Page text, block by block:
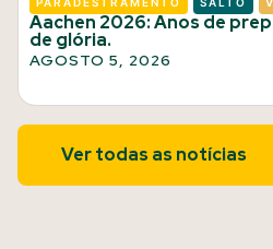
Aachen 2026: Anos de
de glória.
AGOSTO 5, 2026
Ver todas as notícias